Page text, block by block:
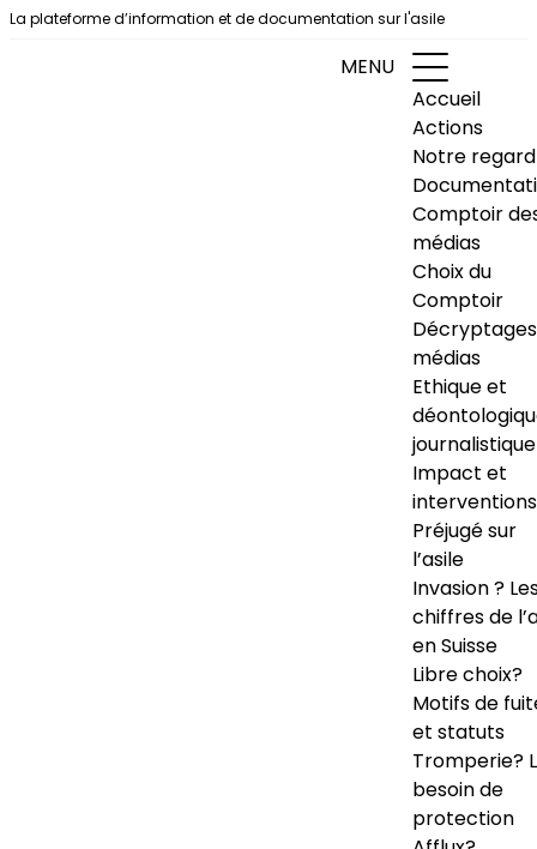
Aller au contenu
La plateforme d’information et de documentation sur l'asile
MENU
Accueil
Actions
Notre regard
Comptoir
médias
Choix du
Comptoir
Décryptages
médias
Ethique et
journalistique
Impact et
interventions
Préjugé sur
l’asile
Invasion ?
chiffres de
en Suisse
Libre choix?
Motifs de
et statuts
Tromperie?
besoin de
protection